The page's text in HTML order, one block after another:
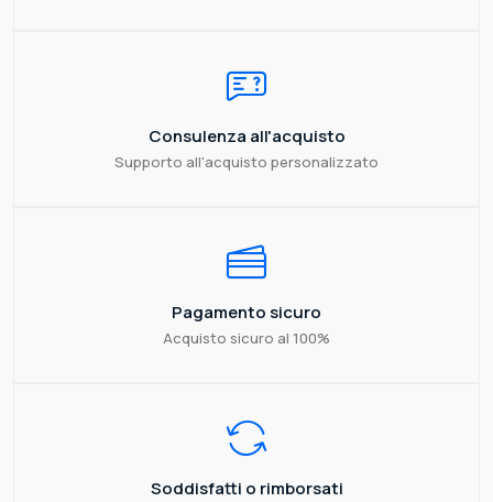
Consulenza all'acquisto
Supporto all'acquisto personalizzato
Pagamento sicuro
Acquisto sicuro al 100%
Soddisfatti o rimborsati